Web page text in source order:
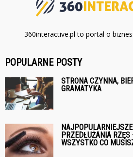
360interactive.pl to portal o
POPULARNE POSTY
STRONA CZYNNA,
GRAMATYKA
PRZEDŁUŻANIA
WSZYSTKO CO